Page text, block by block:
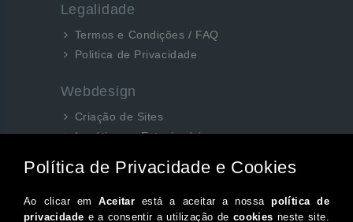
Legalidade
Termos e Condições / FAQ
Politica de Privacidade
Webdesign
Criação de Sites
Logótipos e Estacionários
Siga-nos aqui...
Facebook